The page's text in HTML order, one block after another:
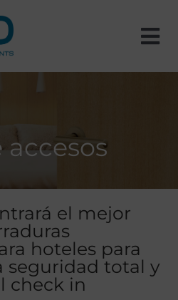
el mejor
hoteles para
seguridad total y
check in